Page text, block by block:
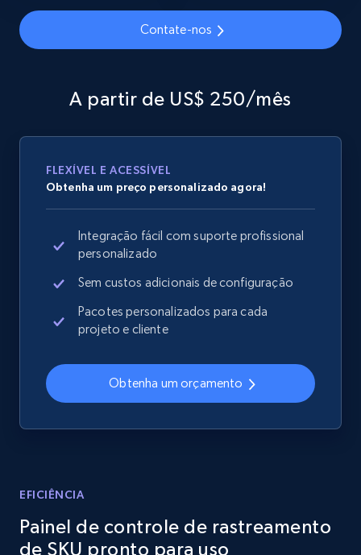
URL, Domain, Country code, Model number,
2.1K+ 355+ Comece agora
specified URL
URL, Domain, Country code, Model number,
Sku, Product id, Product name, Manufacturer,
Comece agora
specified UPC
URL, Domain, Country code, Model number,
Sku, Product id, Product name, Manufacturer,
and more.
Contate-nos
A partir de US$ 250/mês
FLEXÍVEL E ACESSÍVEL
Obtenha um preço personalizado agora!
Integração fácil com suporte profissional
personalizado
Sem custos adicionais de configuração
Pacotes personalizados para cada
projeto e cliente
Obtenha um orçamento
EFICIÊNCIA
Painel de controle de rastreamento
de SKU pronto para uso